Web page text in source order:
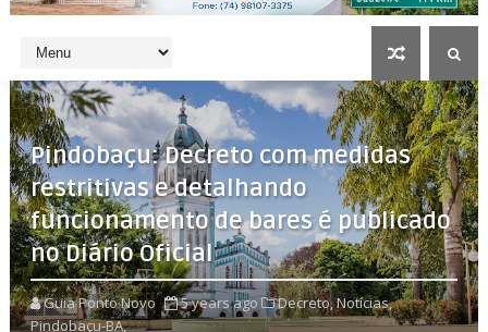
Pindobaçu: Decreto com medidas
restritivas e detalhando
funcionamento de bares é publicado
no Diário Oficial
Guia Ponto Novo 5 years ago Decreto,Notícias,
Pindobaçu-BA,